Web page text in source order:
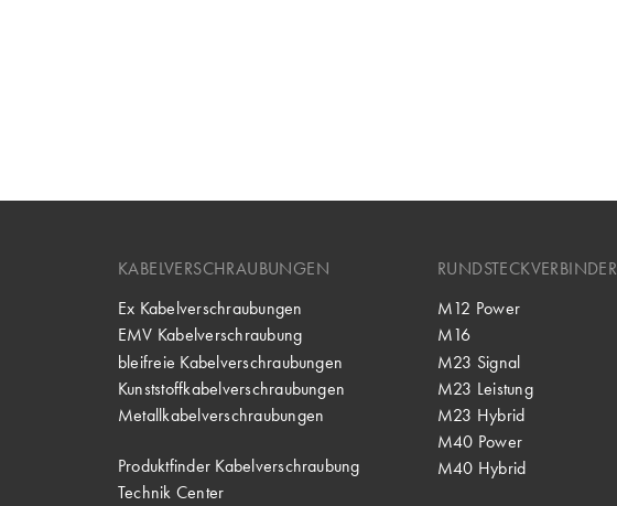
KABELVERSCHRAUBUNGEN
Ex Kabelverschraubungen
EMV Kabelverschraubung
bleifreie Kabelverschraubungen
Kunststoffkabelverschraubungen
Metallkabelverschraubungen
Produktfinder Kabelverschraubung
Technik Center
RUNDSTECKVERBINDER
M12 Power
M16
M23 Signal
M23 Leistung
M23 Hybrid
M40 Power
M40 Hybrid